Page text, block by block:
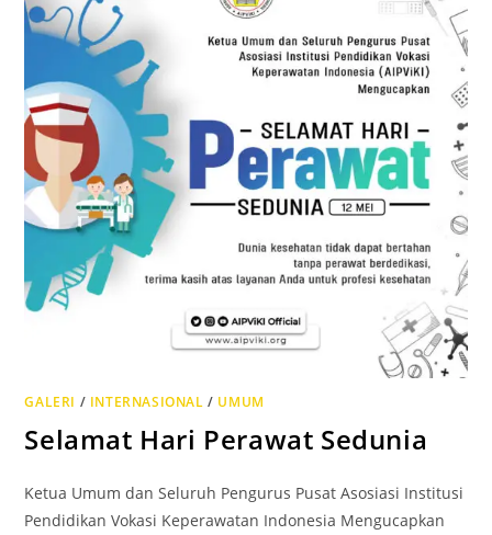
GALERI / INTERNASIONAL / UMUM
Selamat Hari Perawat Sedunia
Ketua Umum dan Seluruh Pengurus Pusat Asosiasi Institusi
Pendidikan Vokasi Keperawatan Indonesia Mengucapkan